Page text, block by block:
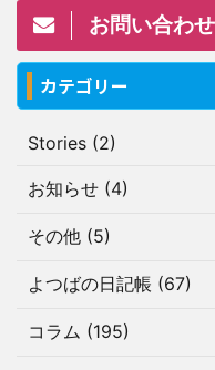
お問い合わせ
カテゴリー
Stories (2)
お知らせ (4)
その他 (5)
よつばの日記帳 (67)
コラム (195)